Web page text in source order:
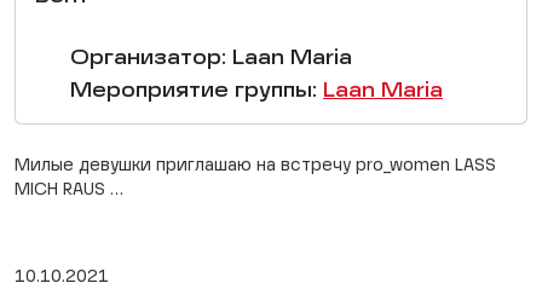
Организатор: Laan Maria
Мероприятие группы: Laan Maria
Милые девушки приглашаю на встречу pro_women LASS
MICH RAUS …
10.10.2021